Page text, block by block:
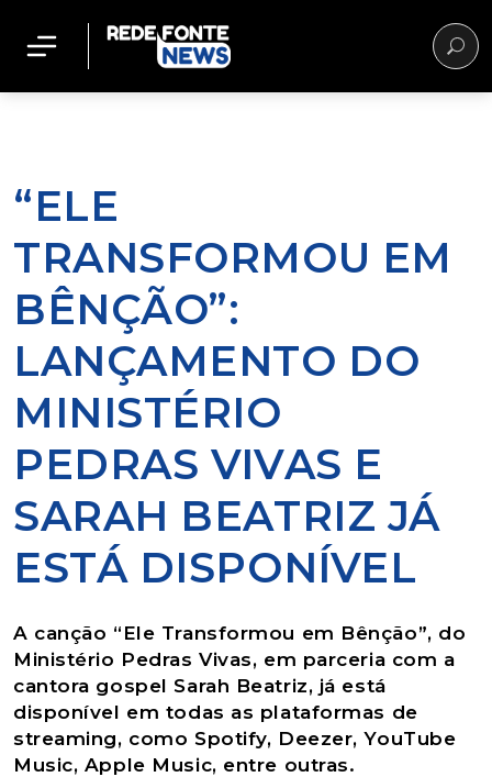
“ELE
TRANSFORMOU EM
BÊNÇÃO”:
LANÇAMENTO DO
MINISTÉRIO
PEDRAS VIVAS E
SARAH BEATRIZ JÁ
ESTÁ DISPONÍVEL
A canção “Ele Transformou em Bênção”, do
Ministério Pedras Vivas, em parceria com a
cantora gospel Sarah Beatriz, já está
disponível em todas as plataformas de
streaming, como Spotify, Deezer, YouTube
Music, Apple Music, entre outras.